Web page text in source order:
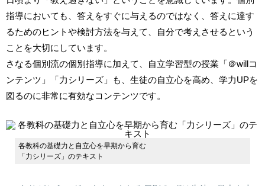
指導においても、答えをすぐに与えるのではなく、答えに達す
るためのヒントや検討方法を与えて、自分で考えさせるという
ことを大切にしています。
さなる個別流の個別指導に加えて、自立学習型の授業「＠willコ
ンテンツ」「力シリーズ」も、生徒の自立心を高め、学力UPを
図るのに非常に有効なコンテンツです。
各教科の基礎力と自立心を早期から育む
「力シリーズ」のテキスト